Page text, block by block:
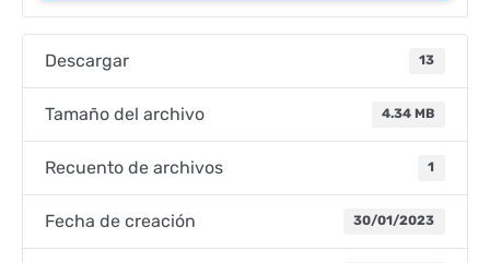
Descargar 13
Tamaño del archivo 4.34 MB
Recuento de archivos 1
Fecha de creación 30/01/2023